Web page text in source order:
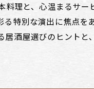
理と、心温まるサー
特別な演出に焦点を
酒屋選びのヒントと